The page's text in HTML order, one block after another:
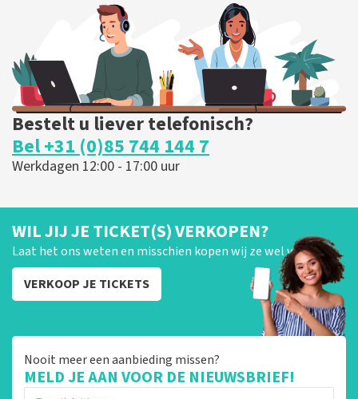
Bestelt u liever telefonisch?
Bel +31 (0)85 744 144 7
Werkdagen 12:00 - 17:00 uur
WIL JIJ JE TICKET(S) VERKOPEN?
Laat het ons weten en misschien kopen wij ze wel van je!
VERKOOP JE TICKETS
Nooit meer een aanbieding missen?
MELD JE AAN VOOR DE NIEUWSBRIEF!